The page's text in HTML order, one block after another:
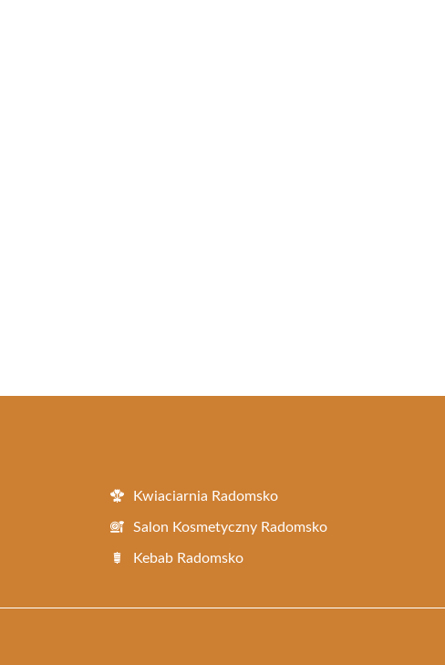
Kwiaciarnia Radomsko
Salon Kosmetyczny Radomsko
Kebab Radomsko